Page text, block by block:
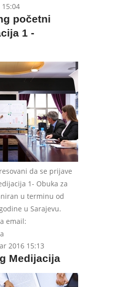
15:04
početni
1 -
da se prijave
1- Obuka za
u terminu od
u Sarajevu.
email:
2016 15:13
Medijacija